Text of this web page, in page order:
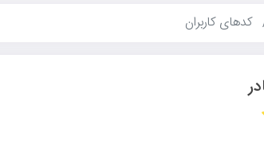
کدهای کاربران